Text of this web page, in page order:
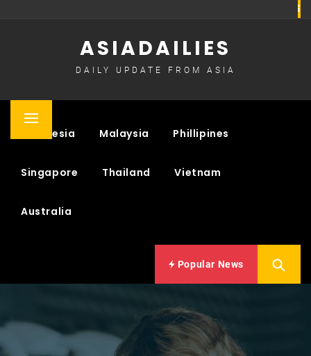
ASIADAILIES
DAILY UPDATE FROM ASIA
Primary
Indonesia Malaysia Phillipines
Singapore Thailand Vietnam
Australia
Popular News